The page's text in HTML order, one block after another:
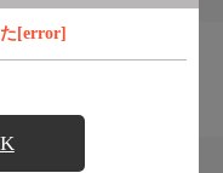
[error]